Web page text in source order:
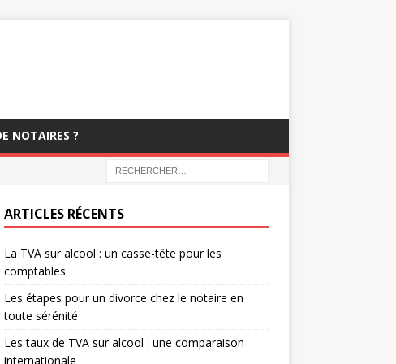
NOTAIRES ?
ARTICLES RÉCENTS
La TVA sur alcool : un casse-tête pour les
comptables
Les étapes pour un divorce chez le notaire en
toute sérénité
Les taux de TVA sur alcool : une comparaison
internationale